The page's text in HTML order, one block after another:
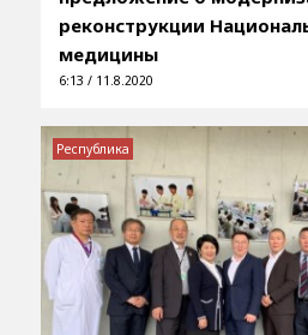
реконструкции
медицины
6:13 / 11.8.2020
Республика